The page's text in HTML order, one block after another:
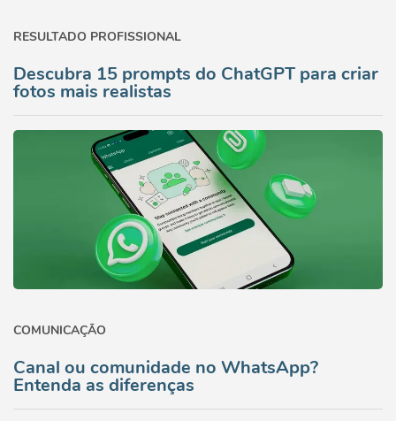
RESULTADO PROFISSIONAL
Descubra 15 prompts do ChatGPT para criar
fotos mais realistas
COMUNICAÇÃO
Canal ou comunidade no WhatsApp?
Entenda as diferenças